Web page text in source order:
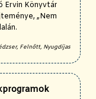
Ervin Könyvtár
„Nem
Felnőtt, Nyugdíjas